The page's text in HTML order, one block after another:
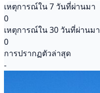
เหตุการณ์ใน 7 วันที่ผ่านมา
0
เหตุการณ์ใน 30 วันที่ผ่านมา
0
การปรากฏตัวล่าสุด
-